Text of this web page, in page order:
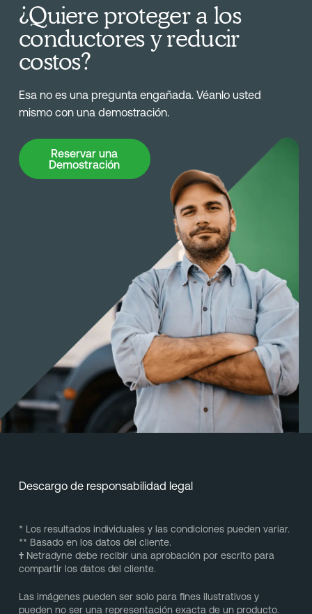
¿Quiere proteger a los
conductores y reducir
costos?
Esa no es una pregunta engañada. Véanlo usted
mismo con una demostración.
Reservar una
Demostración
Reservar una Demostración
Descargo de responsabilidad legal
* Los resultados individuales y las condiciones pueden variar.
** Basado en los datos del cliente.
†Netradyne debe recibir una aprobación por escrito para
compartir los datos del cliente.
Las imágenes pueden ser solo para fines ilustrativos y
pueden no ser una representación exacta de un producto.